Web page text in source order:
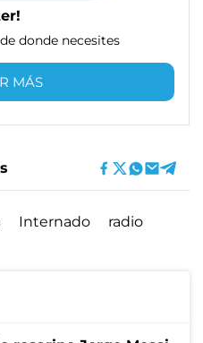
donde necesites
MÁS
Internado radio